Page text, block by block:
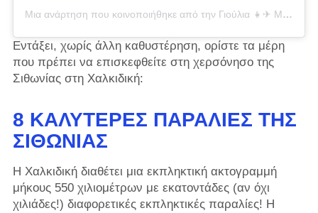
Μια ανάρτηση που κοινοποιήθηκε από την Γιούλια 👧✈ Μις Τουρίστρια (@misstourist)
Εντάξει, χωρίς άλλη καθυστέρηση, ορίστε τα μέρη
που πρέπει να επισκεφθείτε στη χερσόνησο της
Σιθωνίας στη Χαλκιδική:
8 ΚΑΛΎΤΕΡΕΣ ΠΑΡΑΛΊΕΣ ΤΗΣ
ΣΙΘΩΝΊΑΣ
Η Χαλκιδική διαθέτει μια εκπληκτική ακτογραμμή
μήκους 550 χιλιομέτρων με εκατοντάδες (αν όχι
χιλιάδες!) διαφορετικές εκπληκτικές παραλίες! Η